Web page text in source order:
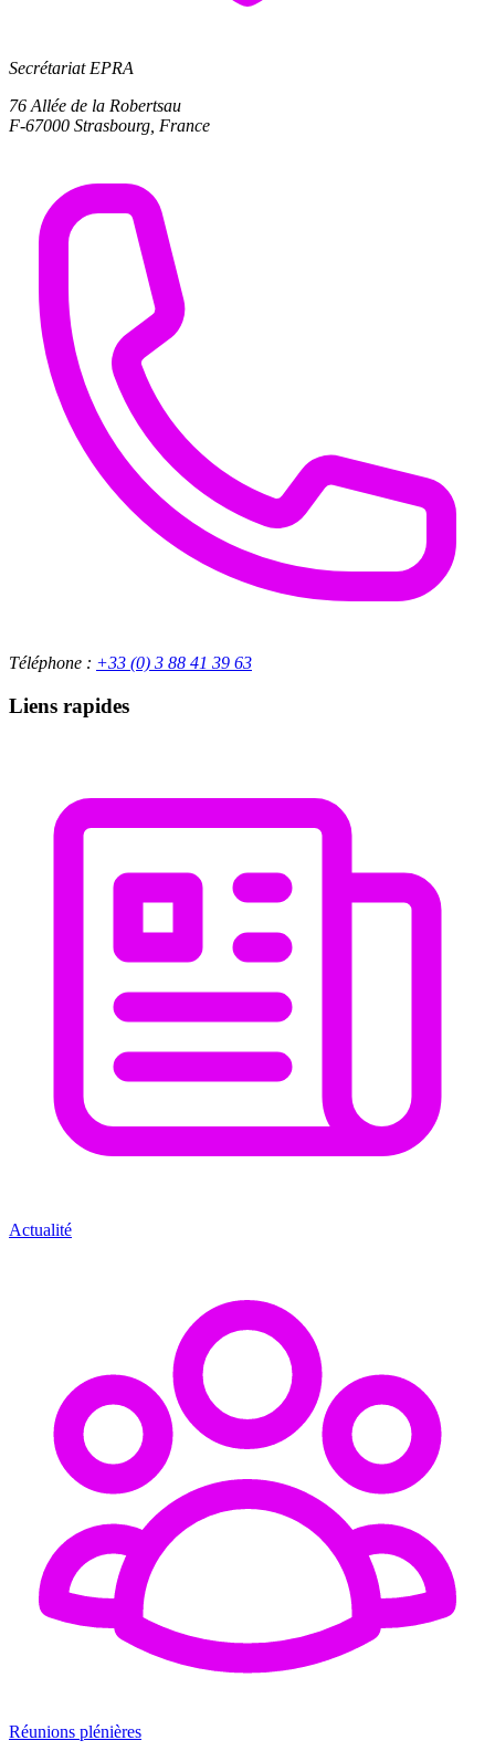
Secrétariat EPRA
76 Allée de la Robertsau
F-67000 Strasbourg, France
Téléphone : +33 (0) 3 88 41 39 63
Liens rapides
Actualité
Réunions plénières